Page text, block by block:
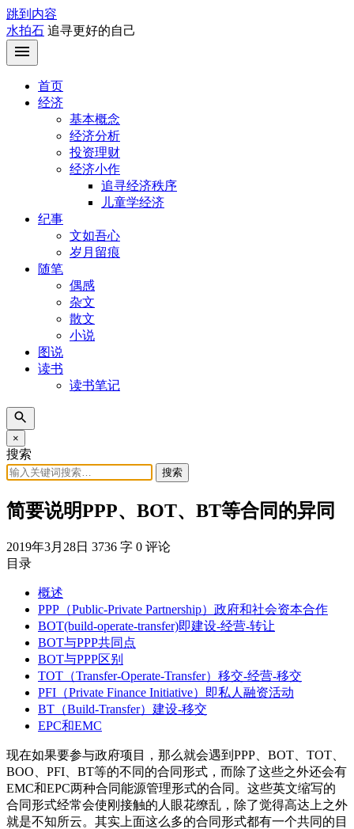
跳到内容
水拍石 追寻更好的自己
首页
经济
基本概念
经济分析
投资理财
经济小作
追寻经济秩序
儿童学经济
纪事
文如吾心
岁月留痕
随笔
偶感
杂文
散文
小说
图说
读书
读书笔记
×
搜索
搜索
简要说明PPP、BOT、BT等合同的异同
2019年3月28日 3736 字 0 评论
目录
概述
PPP（Public-Private Partnership）政府和社会资本合作
BOT(build-operate-transfer)即建设-经营-转让
BOT与PPP共同点
BOT与PPP区别
TOT（Transfer-Operate-Transfer）移交-经营-移交
PFI（Private Finance Initiative）即私人融资活动
BT（Build-Transfer）建设-移交
EPC和EMC
现在如果要参与政府项目，那么就会遇到PPP、BOT、TOT、
BOO、PFI、BT等的不同的合同形式，而除了这些之外还会有
EMC和EPC两种合同能源管理形式的合同。这些英文缩写的
合同形式经常会使刚接触的人眼花缭乱，除了觉得高达上之外
就是不知所云。其实上面这么多的合同形式都有一个共同的目